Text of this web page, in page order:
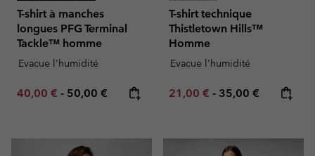
T-shirt à manches
longues PFG Terminal
Tackle™ homme
Evacue l'humidité
Minimum sale price:
40,00 € - Maximum price:
50,00 €
T-shirt technique
Thistletown Hills™
Homme
Evacue l'humidité
Minimum sale price:
21,00 € - Maximum price:
35,00 €